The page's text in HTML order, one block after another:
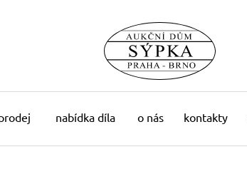
nabídka díla o nás kontakty